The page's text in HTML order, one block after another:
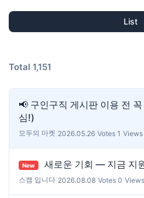
List
Total 1,151
📢 구인구직 게시판 이용 전
심!)
모두의 마켓 2026.05.26 Votes 1
New 새로운 기회 — 지금 지
스캠 입니다 2026.08.08 Votes 0